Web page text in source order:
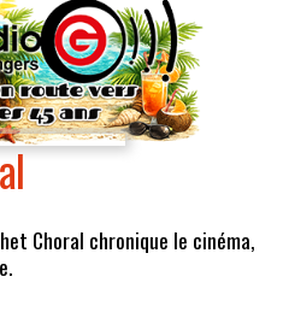
Choral chronique le cinéma,